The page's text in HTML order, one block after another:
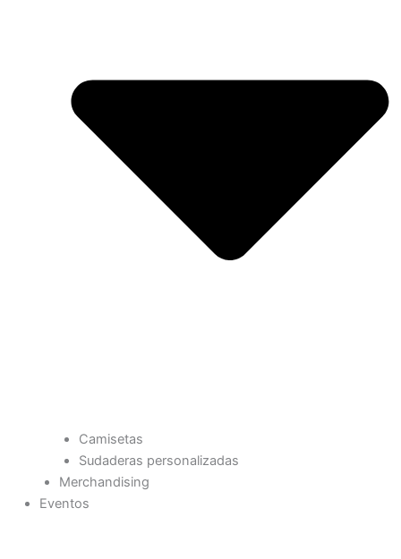
Camisetas
Sudaderas personalizadas
Merchandising
Eventos